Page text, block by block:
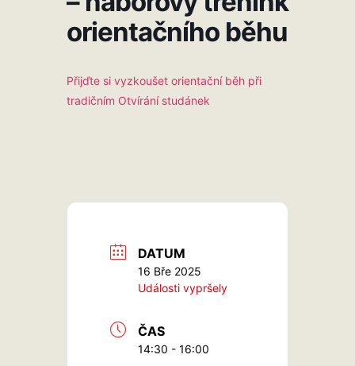
orientačního běhu
Přijďte si vyzkoušet orientační běh při
tradičním Otvírání studánek
DATUM
16 Bře 2025
Události vypršely
ČAS
14:30 - 16:00